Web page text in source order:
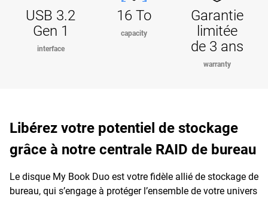
USB 3.2
Gen 1
interface
16 To
capacity
Garantie
limitée
de 3 ans
warranty
Libérez votre potentiel de stockage
grâce à notre centrale RAID de bureau
Le disque My Book Duo est votre fidèle allié de stockage de
bureau, qui s’engage à protéger l’ensemble de votre univers